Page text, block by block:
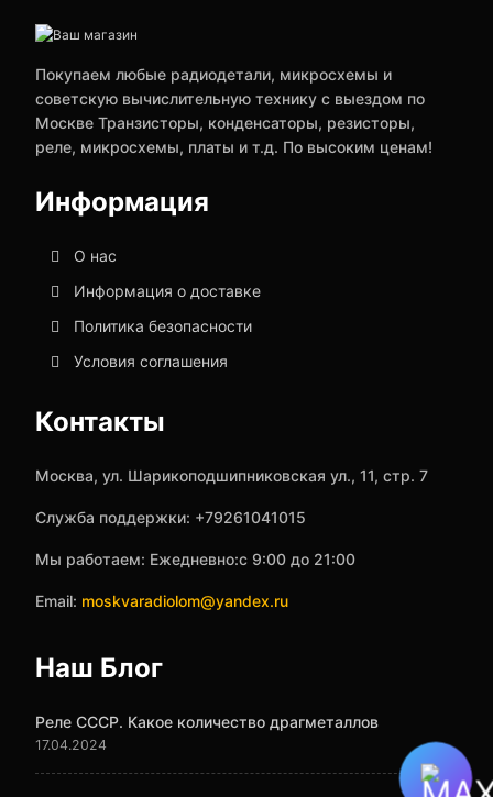
Покупаем любые радиодетали, микросхемы и
советскую вычислительную технику с выездом по
Москве Транзисторы, конденсаторы, резисторы,
реле, микросхемы, платы и т.д. По высоким ценам!
Информация
О нас
Информация о доставке
Политика безопасности
Условия соглашения
Контакты
Москва, ул. Шарикоподшипниковская ул., 11, стр. 7
Служба поддержки: +79261041015
Мы работаем: Ежедневно:с 9:00 до 21:00
Email: moskvaradiolom@yandex.ru
Наш Блог
Реле СССР. Какое количество драгметаллов
17.04.2024